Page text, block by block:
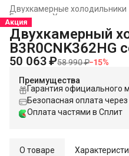
Двухкамерные холодильники
Холодильники и
Главная
Акция
Двухкамерный
B3R0CNK362HG
50 063 ₽58 990 ₽−15%
Преимущества
Гарантия официального
Безопасная оплата
Оплата частями в Сплит
О товаре